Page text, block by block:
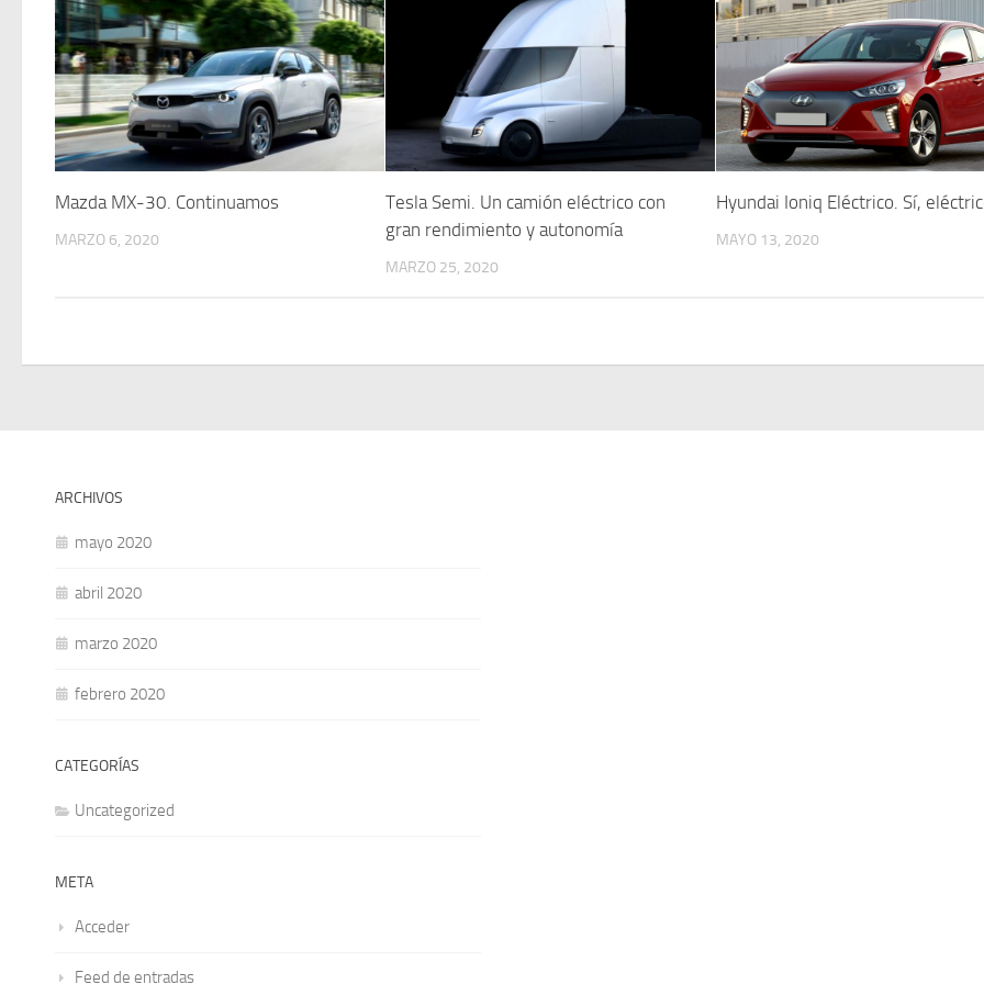
Mazda MX-30. Continuamos
MARZO 6, 2020
Tesla Semi. Un camión eléctrico con
gran rendimiento y autonomía
MARZO 25, 2020
Hyundai Ioniq Eléctrico. Sí,
MAYO 13, 2020
ARCHIVOS
mayo 2020
abril 2020
marzo 2020
febrero 2020
CATEGORÍAS
Uncategorized
META
Acceder
Feed de entradas